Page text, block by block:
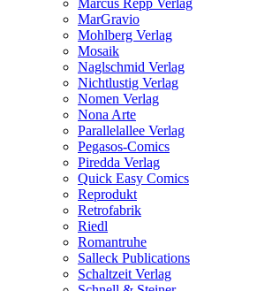
Marcus Repp Verlag
MarGravio
Mohlberg Verlag
Mosaik
Naglschmid Verlag
Nichtlustig Verlag
Nomen Verlag
Nona Arte
Parallelallee Verlag
Pegasos-Comics
Piredda Verlag
Quick Easy Comics
Reprodukt
Retrofabrik
Riedl
Romantruhe
Salleck Publications
Schaltzeit Verlag